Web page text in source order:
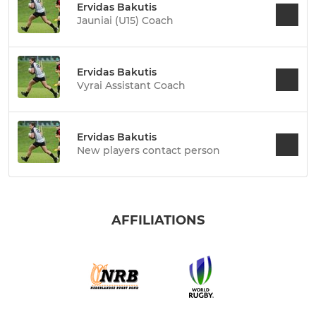
Ervidas Bakutis
Jauniai (U15) Coach
Ervidas Bakutis
Vyrai Assistant Coach
Ervidas Bakutis
New players contact person
AFFILIATIONS